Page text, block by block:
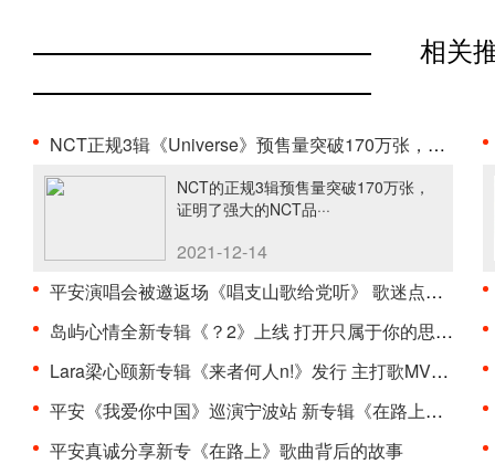
相关
NCT正规3辑《Universe》预售量突破170万张，印证强大···
NCT的正规3辑预售量突破170万张，
证明了强大的NCT品···
2021-12-14
平安演唱会被邀返场《唱支山歌给党听》 歌迷点赞“是···
岛屿心情全新专辑《？2》上线 打开只属于你的思绪宫···
Lara梁心颐新专辑《来者何人n!》发行 主打歌MV上线
平安《我爱你中国》巡演宁波站 新专辑《在路上》Liv···
平安真诚分享新专《在路上》歌曲背后的故事